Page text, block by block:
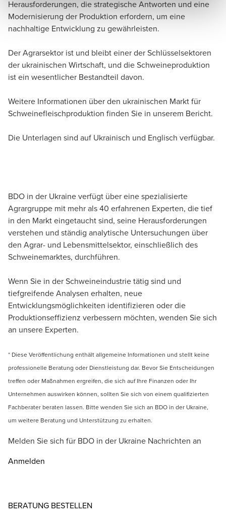
Herausforderungen, die strategische Antworten und eine
Modernisierung der Produktion erfordern, um eine
nachhaltige Entwicklung zu gewährleisten.
Der Agrarsektor ist und bleibt einer der Schlüsselsektoren
der ukrainischen Wirtschaft, und die Schweineproduktion
ist ein wesentlicher Bestandteil davon.
Weitere Informationen über den ukrainischen Markt für
Schweinefleischproduktion finden Sie in unserem Bericht.
Die Unterlagen sind auf Ukrainisch und Englisch verfügbar.
BDO in der Ukraineverfügt über eine spezialisierte
Agrargruppe mit mehr als 40 erfahrenen Experten, die tief
in den Markt eingetaucht sind, seine Herausforderungen
verstehen und ständig analytische Untersuchungen über
den Agrar- und Lebensmittelsektor, einschließlich des
Schweinemarktes, durchführen.
Wenn Sie in der Schweineindustrie tätig sind und
tiefgreifende Analysen erhalten, neue
Entwicklungsmöglichkeiten identifizieren oder die
Produktionseffizienz verbessern möchten, wenden Sie sich
an unsere Experten.
* Diese Veröffentlichung enthält allgemeine Informationen und stellt keine
professionelle Beratung oder Dienstleistung dar. Bevor Sie Entscheidungen
treffen oder Maßnahmen ergreifen, die sich auf Ihre Finanzen oder Ihr
Unternehmen auswirken können, sollten Sie sich von einem qualifizierten
Fachberater beraten lassen. Bitte wenden Sie sich an BDO in der Ukraine,
um weitere Beratung und Unterstützung zu erhalten.
Melden Sie sich für BDO in der Ukraine Nachrichten an
Anmelden
BERATUNG BESTELLEN